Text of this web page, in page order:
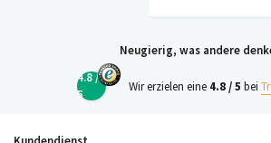
Neugierig, was andere
4.8 /
5
Wir erzielen eine 4.8 / 5 bei